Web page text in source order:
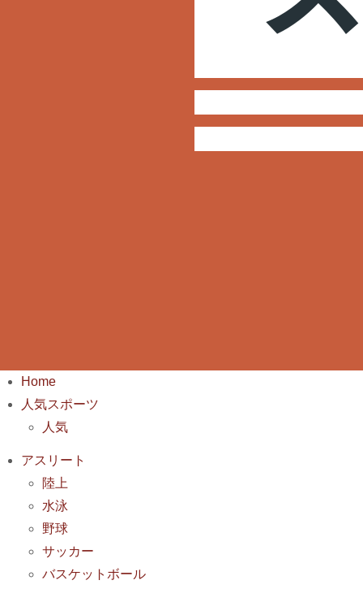
Home
人気スポーツ
人気
アスリート
陸上
水泳
野球
サッカー
バスケットボール